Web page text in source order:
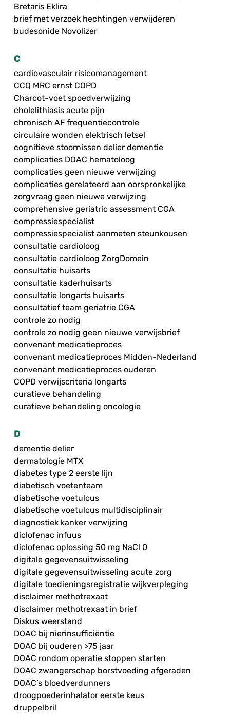
Bretaris Eklira
brief met verzoek hechtingen verwijderen
budesonide Novolizer
C
cardiovasculair risicomanagement
CCQ MRC ernst COPD
Charcot-voet spoedverwijzing
cholelithiasis acute pijn
chronisch AF frequentiecontrole
circulaire wonden elektrisch letsel
cognitieve stoornissen delier dementie
complicaties DOAC hematoloog
complicaties geen nieuwe verwijzing
complicaties gerelateerd aan oorspronkelijke
zorgvraag geen nieuwe verwijzing
comprehensive geriatric assessment CGA
compressiespecialist
compressiespecialist aanmeten steunkousen
consultatie cardioloog
consultatie cardioloog ZorgDomein
consultatie huisarts
consultatie kaderhuisarts
consultatie longarts huisarts
consultatief team geriatrie CGA
controle zo nodig
controle zo nodig geen nieuwe verwijsbrief
convenant medicatieproces
convenant medicatieproces Midden-Nederland
convenant medicatieproces ouderen
COPD verwijscriteria longarts
curatieve behandeling
curatieve behandeling oncologie
D
dementie delier
dermatologie MTX
diabetes type 2 eerste lijn
diabetisch voetenteam
diabetische voetulcus
diabetische voetulcus multidisciplinair
diagnostiek kanker verwijzing
diclofenac infuus
diclofenac oplossing 50 mg NaCl 0
digitale gegevensuitwisseling
digitale gegevensuitwisseling acute zorg
digitale toedieningsregistratie wijkverpleging
disclaimer methotrexaat
disclaimer methotrexaat in brief
Diskus weerstand
DOAC bij nierinsufficiëntie
DOAC bij ouderen >75 jaar
DOAC rondom operatie stoppen starten
DOAC zwangerschap borstvoeding afgeraden
DOAC’s bloedverdunners
droogpoederinhalator eerste keus
druppelbril